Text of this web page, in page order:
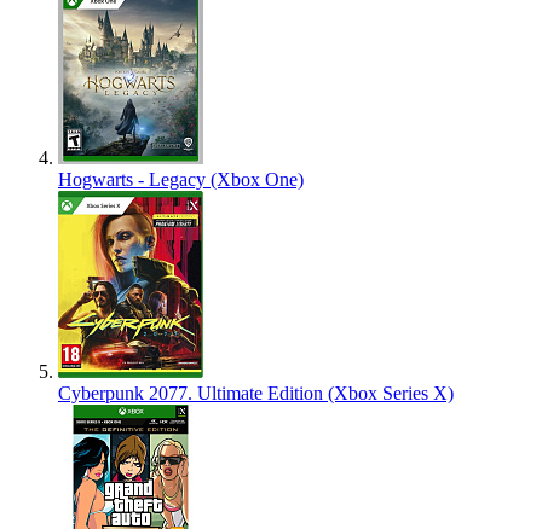
Hogwarts - Legacy (Xbox One)
Cyberpunk 2077. Ultimate Edition (Xbox Series X)